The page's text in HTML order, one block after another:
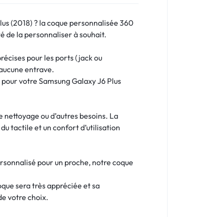
(2018) ? la coque personnalisée 360
de la personnaliser à souhait.
pour les ports (jack ou
entrave.
votre Samsung Galaxy J6 Plus
ou d’autres besoins. La
tactile et un confort d’utilisation
pour un proche, notre coque
sera très appréciée et sa
votre choix.